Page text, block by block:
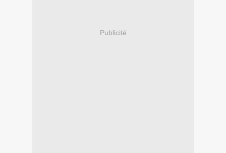
Publicité